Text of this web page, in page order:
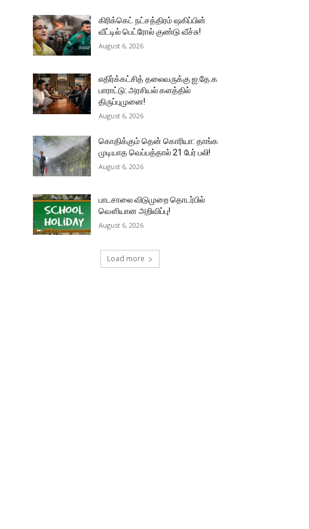
கிரிக்கெட் நட்சத்திரம் ஷகிப்பின்
வீட்டில் பெட்ரோல் குண்டு வீச்சு!
August 6, 2026
எதிர்க்கட்சித் தலைவருக்கு ஐ.தே.க
பாராட்டு: அரசியல் களத்தில்
திருப்புமுனை!
August 6, 2026
கொதிக்கும் தென் கொரியா: தாங்க
முடியாத வெப்பத்தால் 21 பேர் பலி!
August 6, 2026
பாடசாலை விடுமுறை தொடர்பில்
வௌியான அறிவிப்பு!
August 6, 2026
Load more